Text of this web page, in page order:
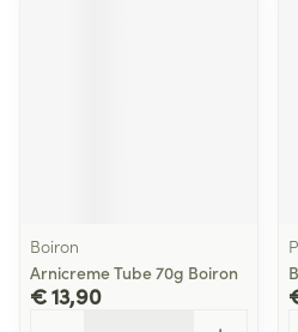
Boiron
Arnicreme Tube 70g Boiron
€ 13,90